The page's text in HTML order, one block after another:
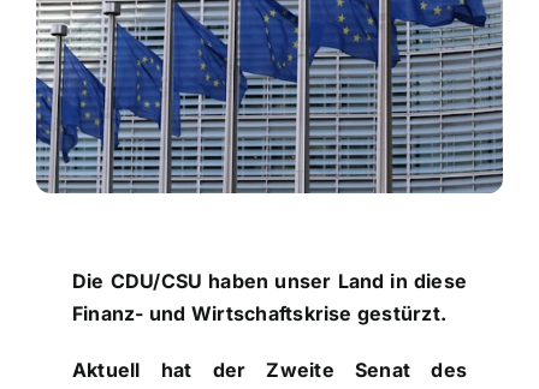
Die CDU/CSU haben unser Land in diese
Finanz- und Wirtschaftskrise gestürzt.
Aktuell hat der Zweite Senat des